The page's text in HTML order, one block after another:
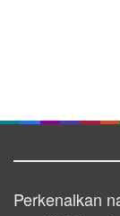
Perkenalkan